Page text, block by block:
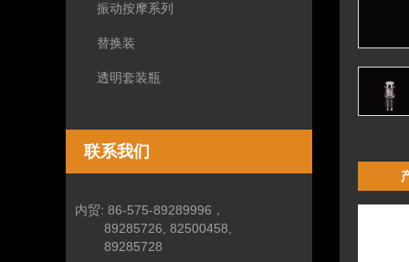
振动按摩系列
替换装
透明套装瓶
联系我们
内贸: 86-575-89289996，
89285726, 82500458,
89285728